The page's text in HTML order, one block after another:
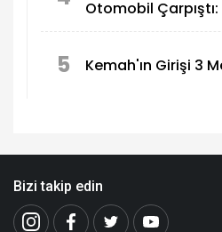
Otomobil Çarpıştı:
5 Kemah'ın Girişi 3
Bizi takip edin